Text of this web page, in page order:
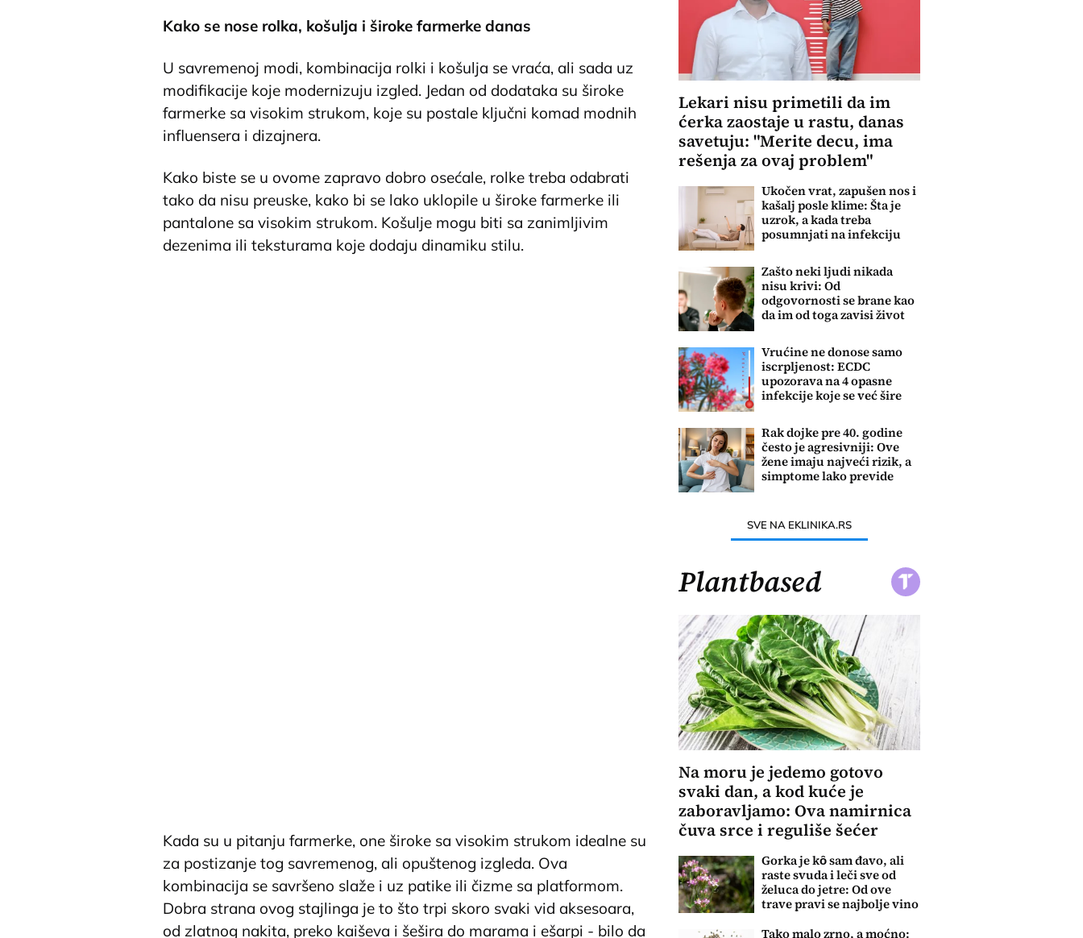
Kako se nose rolka, košulja i široke farmerke danas
U savremenoj modi, kombinacija rolki i košulja se vraća, ali sada uz
modifikacije koje modernizuju izgled. Jedan od dodataka su široke
farmerke sa visokim strukom, koje su postale ključni komad modnih
influensera i dizajnera.
Kako biste se u ovome zapravo dobro osećale, rolke treba odabrati
tako da nisu preuske, kako bi se lako uklopile u široke farmerke ili
pantalone sa visokim strukom. Košulje mogu biti sa zanimljivim
dezenima ili teksturama koje dodaju dinamiku stilu.
Kada su u pitanju farmerke, one široke sa visokim strukom idealne su
za postizanje tog savremenog, ali opuštenog izgleda. Ova
kombinacija se savršeno slaže i uz patike ili čizme sa platformom.
Dobra strana ovog stajlinga je to što trpi skoro svaki vid aksesoara,
od zlatnog nakita, preko kaiševa i šešira do marama i ešarpi - bilo da
Lekari nisu primetili da im
ćerka zaostaje u rastu, danas
savetuju: "Merite decu, ima
rešenja za ovaj problem"
Ukočen vrat, zapušen nos i
kašalj posle klime: Šta je
uzrok, a kada treba
posumnjati na infekciju
Zašto neki ljudi nikada
nisu krivi: Od
odgovornosti se brane kao
da im od toga zavisi život
Vrućine ne donose samo
iscrpljenost: ECDC
upozorava na 4 opasne
infekcije koje se već šire
Rak dojke pre 40. godine
često je agresivniji: Ove
žene imaju najveći rizik, a
simptome lako previde
SVE NA EKLINIKA.RS
Plantbased
Na moru je jedemo gotovo
svaki dan, a kod kuće je
zaboravljamo: Ova namirnica
čuva srce i reguliše šećer
Gorka je kȏ sam đavo, ali
raste svuda i leči sve od
želuca do jetre: Od ove
trave pravi se najbolje vino
Tako malo zrno, a moćno: